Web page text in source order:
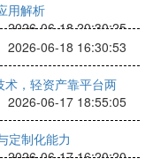
用解析
2026-06-18 20:30:25
2026-06-18 16:30:53
，轻资产靠平台两
2026-06-17 18:55:05
定制化能力
2026-06-17 16:20:20